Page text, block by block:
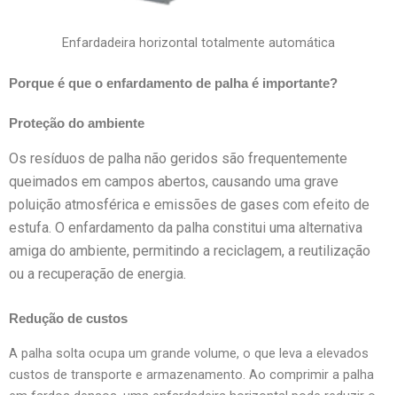
Enfardadeira horizontal totalmente automática
Porque é que o enfardamento de palha é importante?
Proteção do ambiente
Os resíduos de palha não geridos são frequentemente
queimados em campos abertos, causando uma grave
poluição atmosférica e emissões de gases com efeito de
estufa. O enfardamento da palha constitui uma alternativa
amiga do ambiente, permitindo a reciclagem, a reutilização
ou a recuperação de energia.
Redução de custos
A palha solta ocupa um grande volume, o que leva a elevados
custos de transporte e armazenamento. Ao comprimir a palha